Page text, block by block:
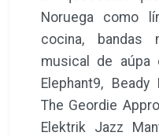
apareciendo en
El edificio Veles
abierto todo el fin
las entradas a los
festival,